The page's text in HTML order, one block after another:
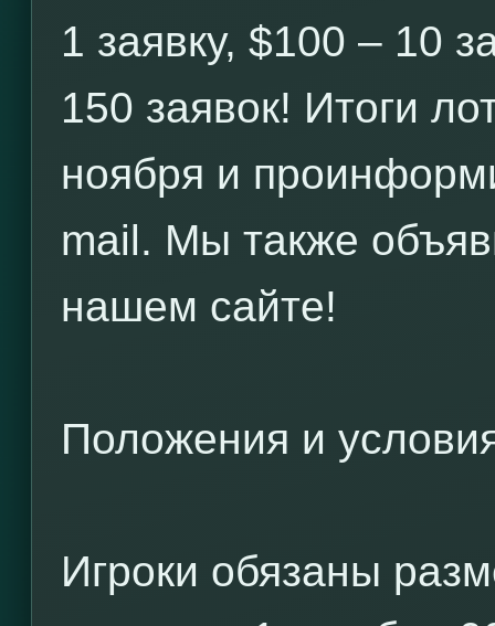
1 заявку, $100 – 10
150 заявок! Итоги
ноября и
mail. Мы также
нашем сайте!
Положения и
Игроки обязаны